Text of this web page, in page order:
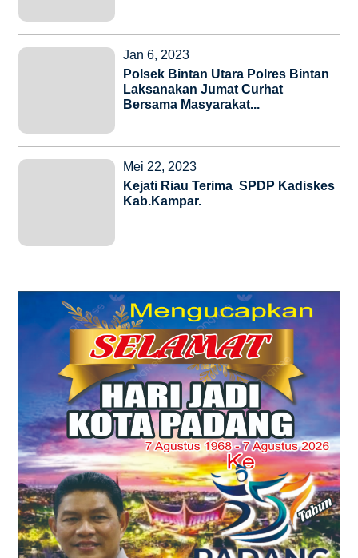
Jan 6, 2023
Polsek Bintan Utara Polres Bintan
Laksanakan Jumat Curhat
Bersama Masyarakat...
Mei 22, 2023
Kejati Riau Terima SPDP Kadiskes
Kab.Kampar.